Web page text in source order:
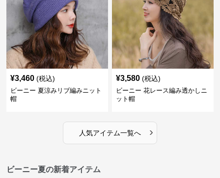
¥3,460 (税込)
ビーニー 夏涼みリブ編みニット
帽
¥3,580 (税込)
ビーニー 花レース編み透かしニ
ット帽
人気アイテム一覧へ ›
ビーニー夏の新着アイテム